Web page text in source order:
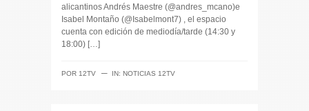
alicantinos Andrés Maestre (@andres_mcano)e
Isabel Montaño (@Isabelmont7) , el espacio
cuenta con edición de mediodía/tarde (14:30 y
18:00) […]
POR 12TV ─ IN: NOTICIAS 12TV